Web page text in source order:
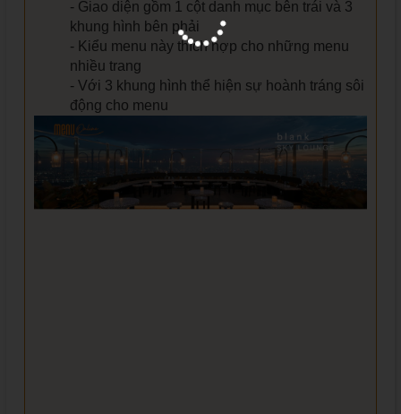
- Giao diện gồm 1 cột danh mục bên trái và 3
khung hình bên phải
- Kiểu menu này thích hợp cho những menu
nhiều trang
- Với 3 khung hình thể hiện sự hoành tráng sôi
động cho menu